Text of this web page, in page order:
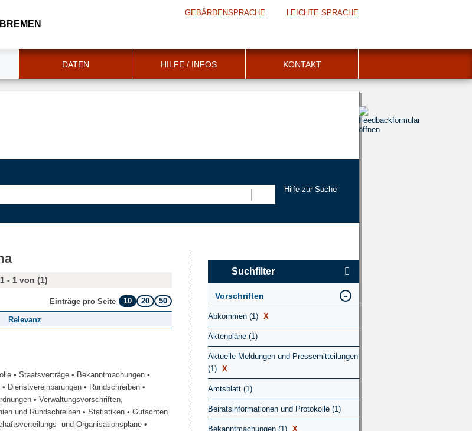
GEBÄRDENSPRACHE LEICHTE SPRACHE
DATEN HILFE / INFOS KONTAKT
Hilfe zur Suche
- 1 von (1)
Einträge pro Seite 10 20 50
Relevanz
• Staatsverträge • Bekanntmachungen •
• Dienstvereinbarungen • Rundschreiben •
• Verwaltungsvorschriften,
und Rundschreiben • Statistiken • Gutachten
und Organisationspläne •
Suchfilter
Vorschriften
Abkommen (1) X
Aktenpläne (1)
Aktuelle Meldungen und Pressemitteilungen
(1) X
Amtsblatt (1)
Beiratsinformationen und Protokolle (1)
Bekanntmachungen (1) X